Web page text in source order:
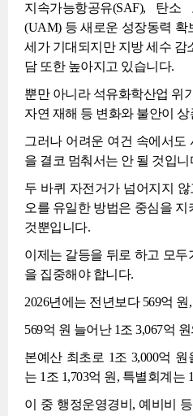
지속가능항공유(SAF), 탄소
(UAM) 등 새로운 성장동력 확
세가 기대되지만 지방 세수 감
담 또한 높아지고 있습니다.
뿐만 아니라 석유화학산업 위
자연 재해 등 변화와 불안이
그러나 어려운 여건 속에서도
을 결코 멈춰서는 안 될 것입니
두 바퀴 자전거가 넘어지지
오를 유일한 방법은 중심을
것뿐입니다.
이제는 갈등을 뒤로 하고 모
을 집중해야 합니다.
2026년에는 전년보다 569억
569억 원 늘어난 1조 3,067억
본예산 최초로 1조 3,000억
는 1조 1,703억 원, 특별회계는
이 중 행정운영경비, 예비비